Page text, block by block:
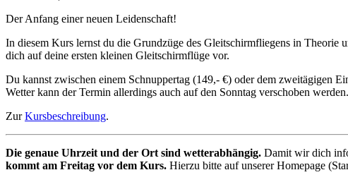
Der Anfang einer neuen Leidenschaft!
In diesem Kurs lernst du die Grundzüge des Gleitschirmfliegens in Theorie
dich auf deine ersten kleinen Gleitschirmflüge vor.
Du kannst zwischen einem Schnuppertag (149,- €) oder dem zweitägigen
Wetter kann der Termin allerdings auch auf den Sonntag verschoben
ZurKursbeschreibung.
Die genaue Uhrzeit und der Ort sind wetterabhängig. Damit wir dich
kommt am Freitag vor dem Kurs. Hierzu bitte auf unserer Homepage